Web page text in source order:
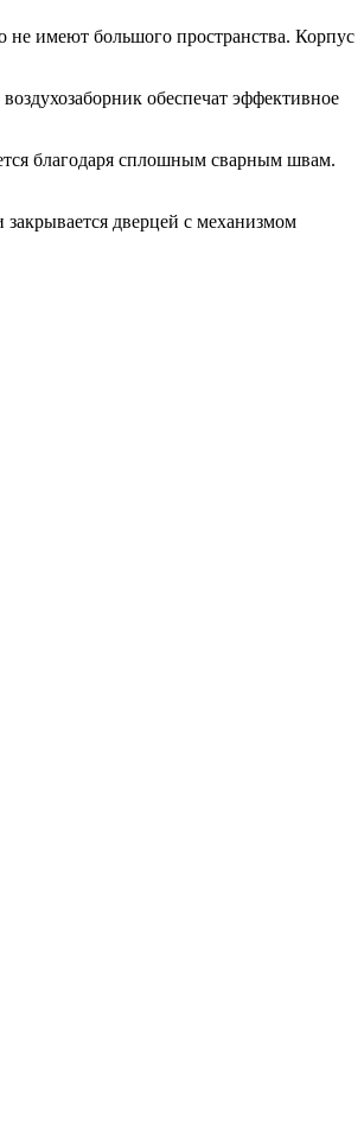
имеют большого пространства. Корпус
обеспечат эффективное
благодаря сплошным сварным швам.
дверцей с механизмом